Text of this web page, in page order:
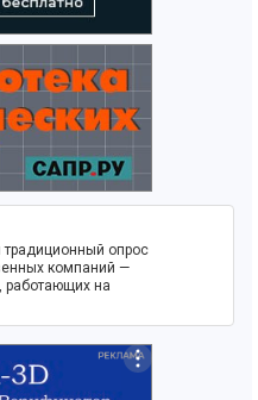
опрос
компаний —
работающих на